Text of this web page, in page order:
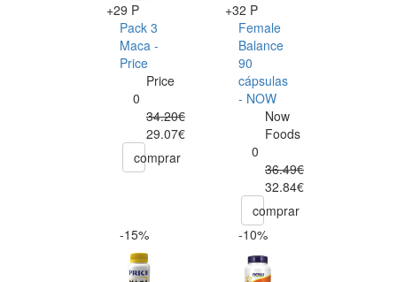
+29 P
Pack 3
Maca -
Price
Price
0
34.20€
29.07€
comprar
+32 P
Female
Balance
90
cápsulas
- NOW
Now
Foods
0
36.49€
32.84€
comprar
-15%
-10%